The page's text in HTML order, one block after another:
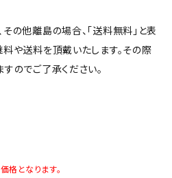
の他離島の場合、「送料無料」と表
や送料を頂戴いたします。その際
のでご了承ください。
となります。